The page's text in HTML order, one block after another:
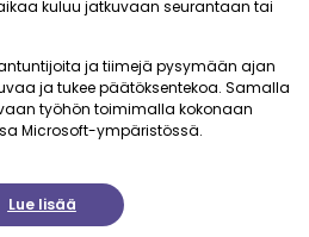
kuluu jatkuvaan seurantaan tai
ja tiimejä pysymään ajan
ja tukee päätöksentekoa. Samalla
työhön toimimalla kokonaan
Microsoft-ympäristössä.
Lue lisää